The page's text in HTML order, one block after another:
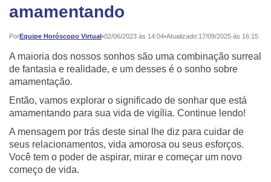
amamentando
PorEquipe Horóscopo Virtual•
Publicado: 02/06/2023 às 14:04•Atualizado:17/09/2025 às 16:15
A maioria dos nossos sonhos são uma combinação surreal
de fantasia e realidade, e um desses é o sonho sobre
amamentação.
Então, vamos explorar o significado de sonhar que está
amamentando para sua vida de vigília. Continue lendo!
A mensagem por trás deste sinal lhe diz para cuidar de
seus relacionamentos, vida amorosa ou seus esforços.
Você tem o poder de aspirar, mirar e começar um novo
começo de vida.